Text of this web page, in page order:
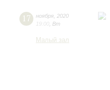
17 ноября 2020
19:00 Вт
Малый зал